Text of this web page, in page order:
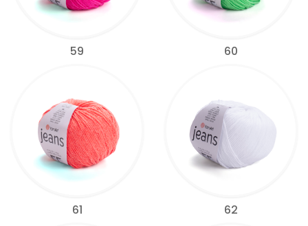
59 60
61 62